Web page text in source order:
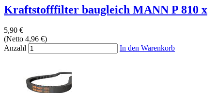
Kraftstofffilter baugleich MANN P 810 x
5,90 €
(Netto 4,96 €)
Anzahl
In den Warenkorb